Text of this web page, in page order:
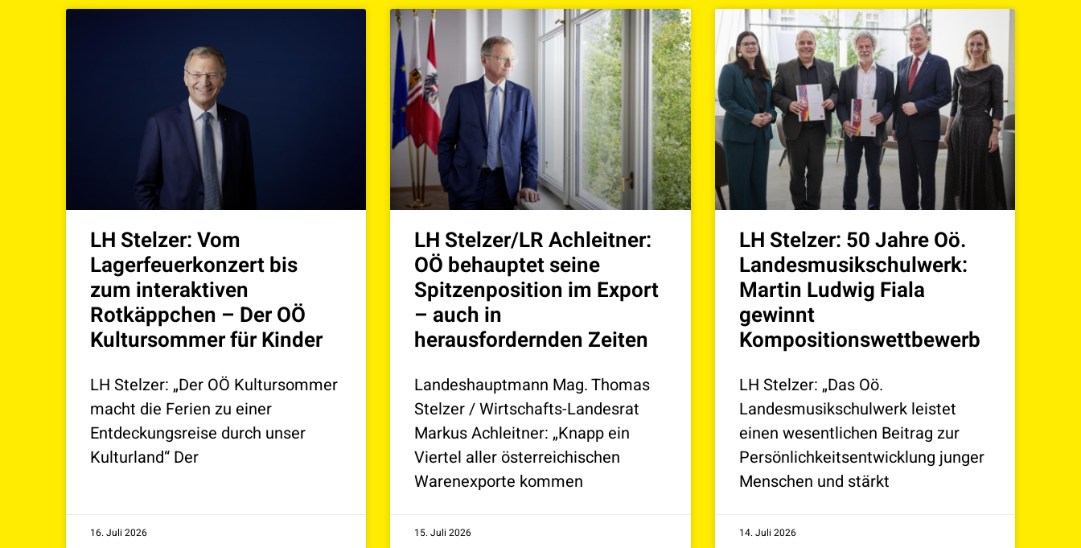
LH Stelzer: Vom
Lagerfeuerkonzert bis
zum interaktiven
Rotkäppchen – Der OÖ
Kultursommer für Kinder
LH Stelzer: „Der OÖ Kultursommer
macht die Ferien zu einer
Entdeckungsreise durch unser
Kulturland“ Der
16. Juli 2026
LH Stelzer/LR Achleitner:
OÖ behauptet seine
Spitzenposition im Export
– auch in
herausfordernden Zeiten
Landeshauptmann Mag. Thomas
Stelzer / Wirtschafts-Landesrat
Markus Achleitner: „Knapp ein
Viertel aller österreichischen
Warenexporte kommen
15. Juli 2026
LH Stelzer: 50 Jahre Oö.
Landesmusikschulwerk:
Martin Ludwig Fiala
gewinnt
Kompositionswettbewerb
LH Stelzer: „Das Oö.
Landesmusikschulwerk leistet
einen wesentlichen Beitrag zur
Persönlichkeitsentwicklung junger
Menschen und stärkt
14. Juli 2026